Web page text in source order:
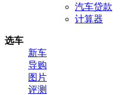
汽车贷款
计算器
选车
新车
导购
图片
评测